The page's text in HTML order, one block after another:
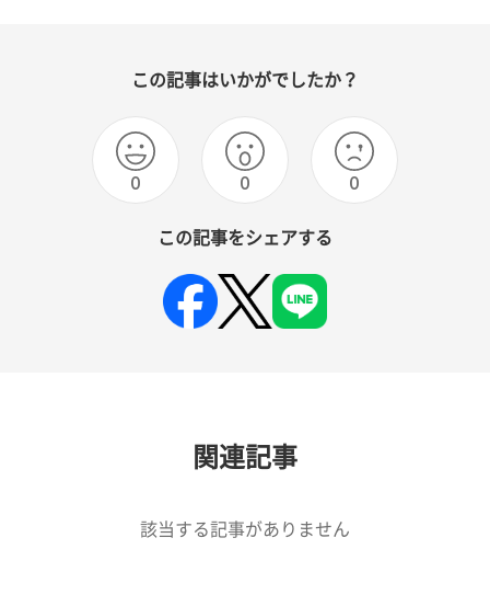
この記事はいかがでしたか？
0 0 0
この記事をシェアする
関連記事
該当する記事がありません